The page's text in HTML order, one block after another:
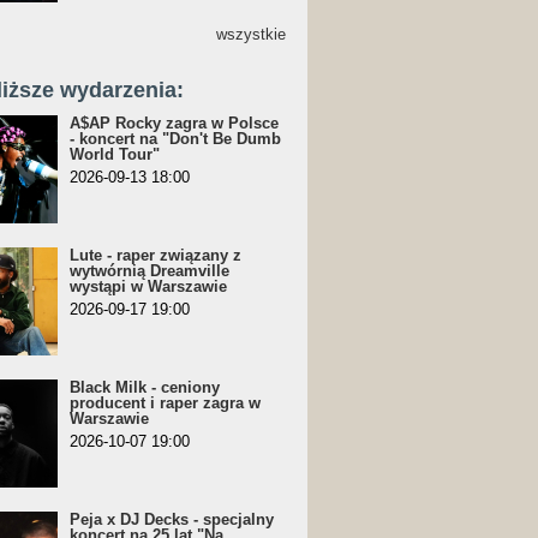
wszystkie
wydarzenia:
A$AP Rocky zagra w Polsce
- koncert na "Don't Be Dumb
World Tour"
2026-09-13 18:00
Lute - raper związany z
wytwórnią Dreamville
wystąpi w Warszawie
2026-09-17 19:00
Black Milk - ceniony
producent i raper zagra w
Warszawie
2026-10-07 19:00
Peja x DJ Decks - specjalny